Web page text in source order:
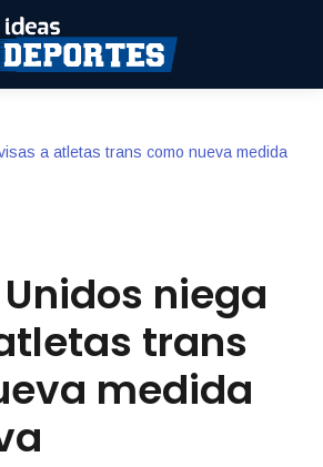
a atletas trans como nueva medida
niega
trans
medida